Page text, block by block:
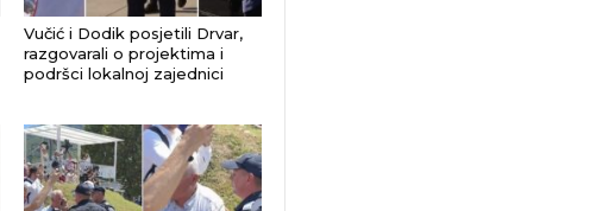
Vučić i Dodik posjetili Drvar,
razgovarali o projektima i
podršci lokalnoj zajednici